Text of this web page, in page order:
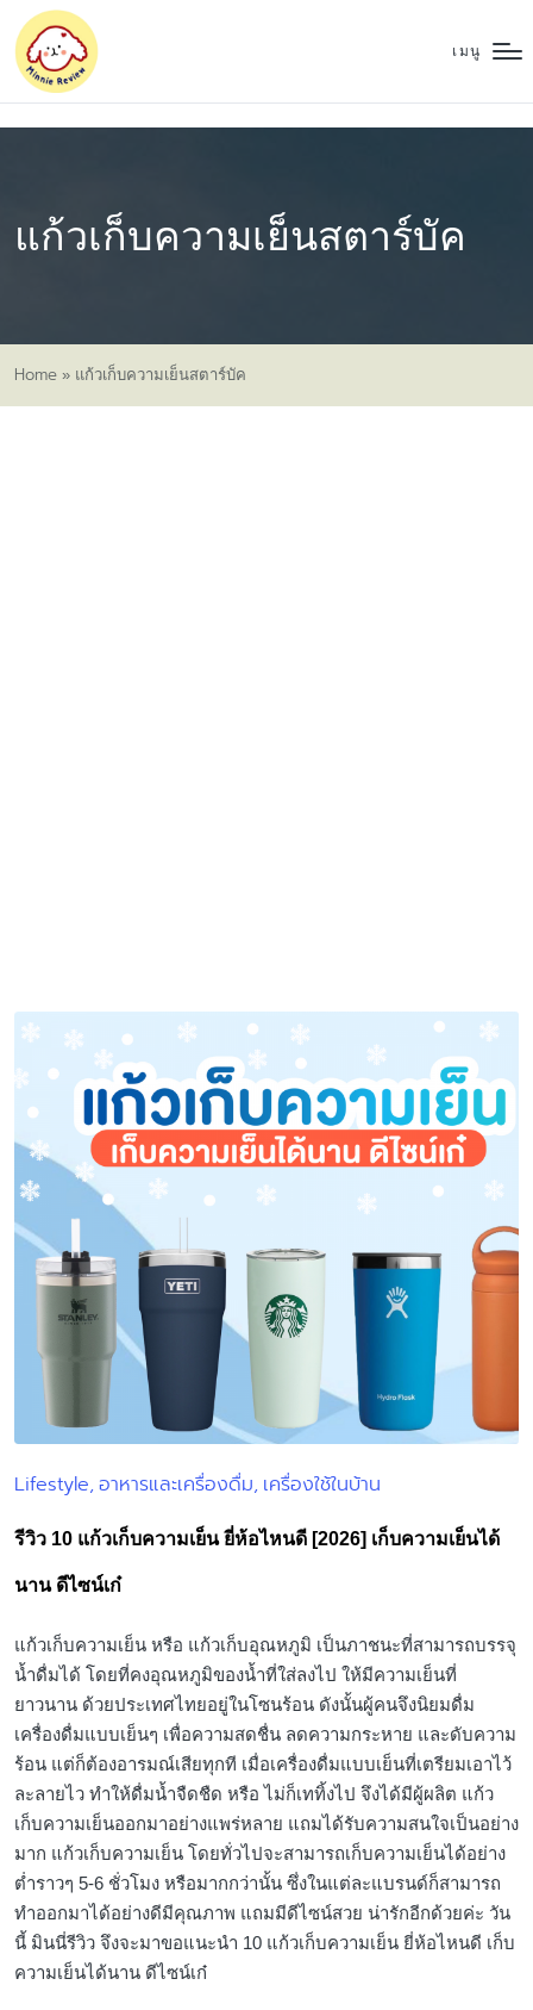
เมนู
แก้วเก็บความเย็นสตาร์บัค
Home » แก้วเก็บความเย็นสตาร์บัค
Posted
Lifestyle อาหารและเครื่องดื่ม เครื่องใช้ในบ้าน
รีวิว 10 แก้วเก็บความเย็น ยี่ห้อไหนดี [2026] เก็บความเย็นได้
นาน ดีไซน์เก๋
แก้วเก็บความเย็น หรือ แก้วเก็บอุณหภูมิ เป็นภาชนะที่สามารถบรรจุ
น้ำดื่มได้ โดยที่คงอุณหภูมิของน้ำที่ใส่ลงไป ให้มีความเย็นที่
ยาวนาน ด้วยประเทศไทยอยู่ในโซนร้อน ดังนั้นผู้คนจึงนิยมดื่ม
เครื่องดื่มแบบเย็นๆ เพื่อความสดชื่น ลดความกระหาย และดับความ
ร้อน แต่ก็ต้องอารมณ์เสียทุกที เมื่อเครื่องดื่มแบบเย็นที่เตรียมเอาไว้
ละลายไว ทำให้ดื่มน้ำจืดชืด หรือ ไม่ก็เททิ้งไป จึงได้มีผู้ผลิต แก้ว
เก็บความเย็นออกมาอย่างแพร่หลาย แถมได้รับความสนใจเป็นอย่าง
มาก แก้วเก็บความเย็น โดยทั่วไปจะสามารถเก็บความเย็นได้อย่าง
ต่ำราวๆ 5-6 ชั่วโมง หรือมากกว่านั้น ซึ่งในแต่ละแบรนด์ก็สามารถ
ทำออกมาได้อย่างดีมีคุณภาพ แถมมีดีไซน์สวย น่ารักอีกด้วยค่ะ วัน
นี้ มินนี่รีวิว จึงจะมาขอแนะนำ 10 แก้วเก็บความเย็น ยี่ห้อไหนดี เก็บ
ความเย็นได้นาน ดีไซน์เก๋